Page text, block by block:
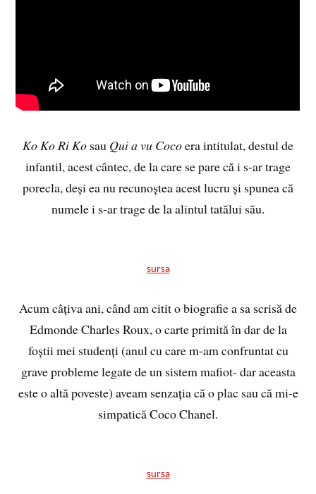
Ko Ko Ri Ko sau Qui a vu Cocoera intitulat, destul de
infantil, acest cântec, de la care se pare că i s-ar trage
porecla, deși ea nu recunoștea acest lucru și spunea că
numele i s-ar trage de la alintul tatălui său.
sursa
Acum câțiva ani, când am citit o biografie a sa scrisă de
Edmonde Charles Roux, o carte primită în dar de la
foștii mei studenți (anul cu care m-am confruntat cu
grave probleme legate de un sistem mafiot- dar aceasta
este o altă poveste) aveam senzația că o plac sau că mi-e
simpatică Coco Chanel.
sursa